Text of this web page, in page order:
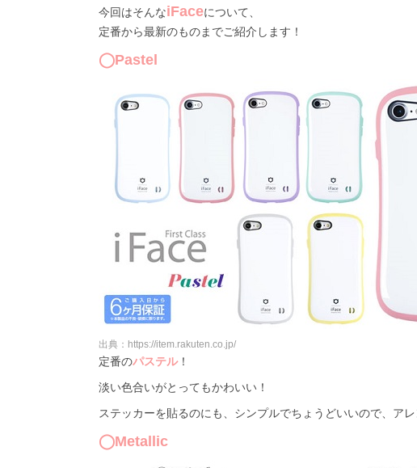
今回はそんなiFaceについて、
定番から最新のものまでご紹介します！
◯Pastel
出典：https://item.rakuten.co.jp/
定番のパステル！
淡い色合いがとってもかわいい！
ステッカーを貼るのにも、シンプルでちょうどいいので、ア
◯Metallic